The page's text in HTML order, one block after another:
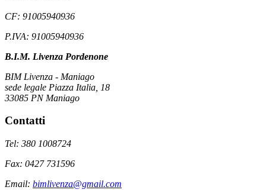
CF: 91005940936
P.IVA: 91005940936
B.I.M. Livenza Pordenone
BIM Livenza - Maniago
sede legale Piazza Italia, 18
33085 PN Maniago
Contatti
Tel: 380 1008724
Fax: 0427 731596
Email: bimlivenza@gmail.com